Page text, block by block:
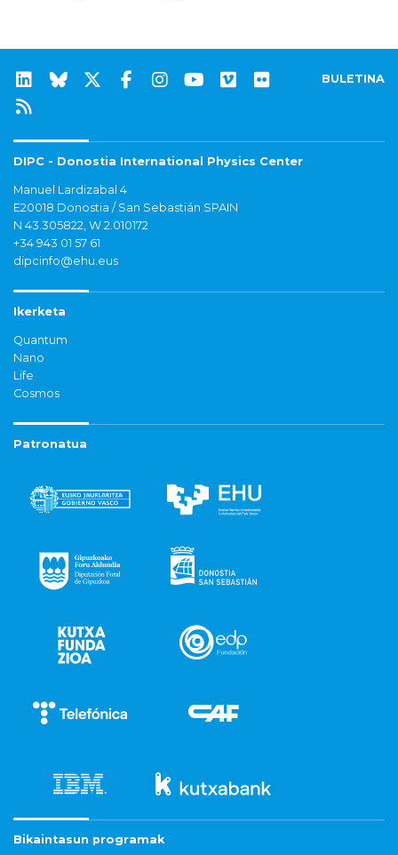
BULETINA
DIPC - Donostia International Physics Center
Manuel Lardizabal 4
E20018 Donostia / San Sebastián SPAIN
N 43.305822, W 2.010172
+34 943 01 57 61
dipcinfo@ehu.eus
Ikerketa
Quantum
Nano
Life
Cosmos
Patronatua
Bikaintasun programak